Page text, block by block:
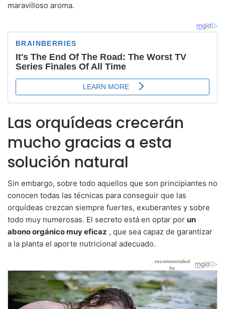
maravilloso aroma.
Las orquídeas crecerán
mucho gracias a esta
solución natural
Sin embargo, sobre todo aquellos que son principiantes no
conocen todas las técnicas para conseguir que las
orquídeas crezcan siempre fuertes, exuberantes y sobre
todo muy numerosas. El secreto está en optar por un
abono orgánico muy eficaz , que sea capaz de garantizar
a la planta el aporte nutricional adecuado.